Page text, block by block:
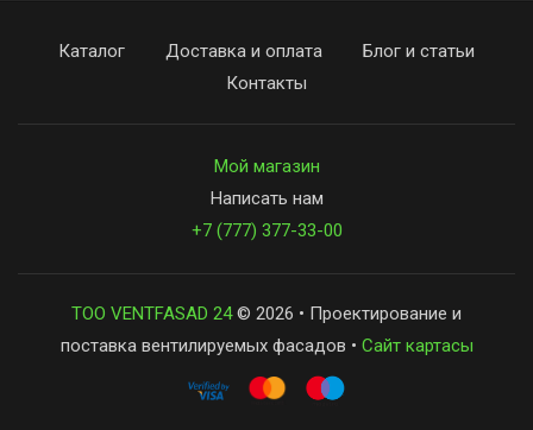
Каталог Доставка и оплата
Блог и статьи
Контакты
Мой магазин
Написать нам
+7 (777) 377-33-00
ТОО VENTFASAD 24© 2026 • Проектирование и
поставка вентилируемых фасадов • Сайт картасы